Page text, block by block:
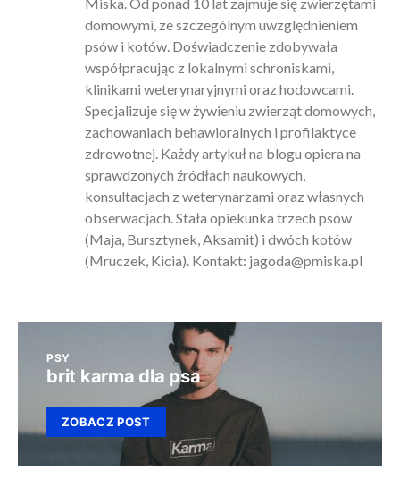
domowymi, ze szczególnym uwzględnieniem
psów i kotów. Doświadczenie zdobywała
współpracując z lokalnymi schroniskami,
klinikami weterynaryjnymi oraz hodowcami.
Specjalizuje się w żywieniu zwierząt domowych,
zachowaniach behawioralnych i profilaktyce
zdrowotnej. Każdy artykuł na blogu opiera na
sprawdzonych źródłach naukowych,
konsultacjach z weterynarzami oraz własnych
obserwacjach. Stała opiekunka trzech psów
(Maja, Bursztynek, Aksamit) i dwóch kotów
(Mruczek, Kicia). Kontakt: jagoda@pmiska.pl
PSY
brit karma dla psa
ZOBACZ POST